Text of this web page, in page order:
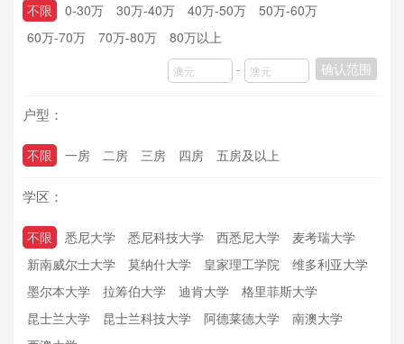
不限 0-30万 30万-40万 40万-50万
50万-60万
60万-70万
70万-80万
80万以上
-
确认范围
户型：
不限 一房 二房 三房 四房 五房及以上
学区：
不限 悉尼大学 悉尼科技大学 西悉尼大学
麦考瑞大学
新南威尔士大学
莫纳什大学 皇家理工学院
维多利亚大学
墨尔本大学
拉筹伯大学 迪肯大学
格里菲斯大学
昆士兰大学
昆士兰科技大学 阿德莱德大学
南澳大学